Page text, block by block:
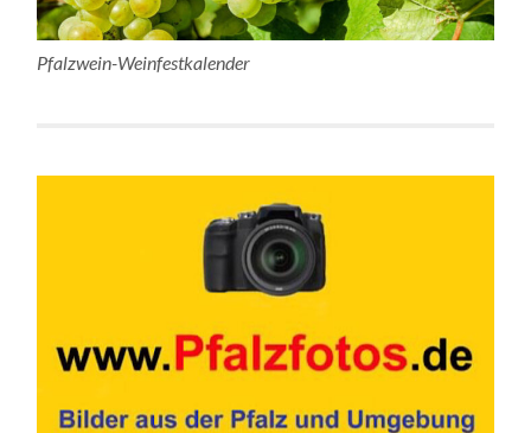
Pfalzwein-Weinfestkalender